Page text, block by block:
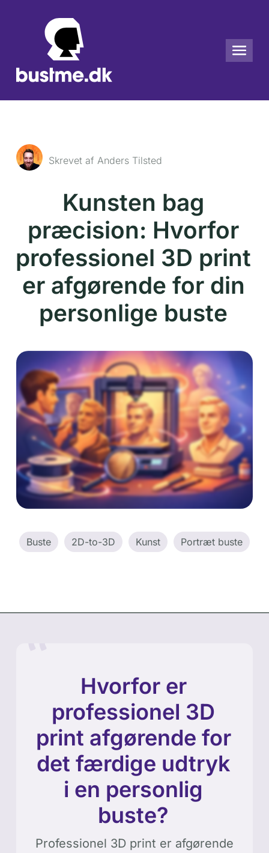
Kunsten bag
præcision: Hvorfor
professionel 3D print
er afgørende for din
personlige buste
Skrevet af Anders Tilsted
Buste 2D-to-3D Kunst Portræt buste
Hvorfor er
professionel 3D
print afgørende for
det færdige udtryk
i en personlig
buste?
Professionel 3D print er afgørende